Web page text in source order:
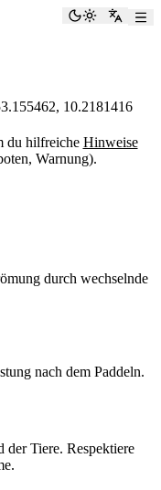
Zu
10.2181416
du hilfreiche Hinweise
Warnung).
durch wechselnde
nach dem Paddeln.
der Tiere. Respektiere